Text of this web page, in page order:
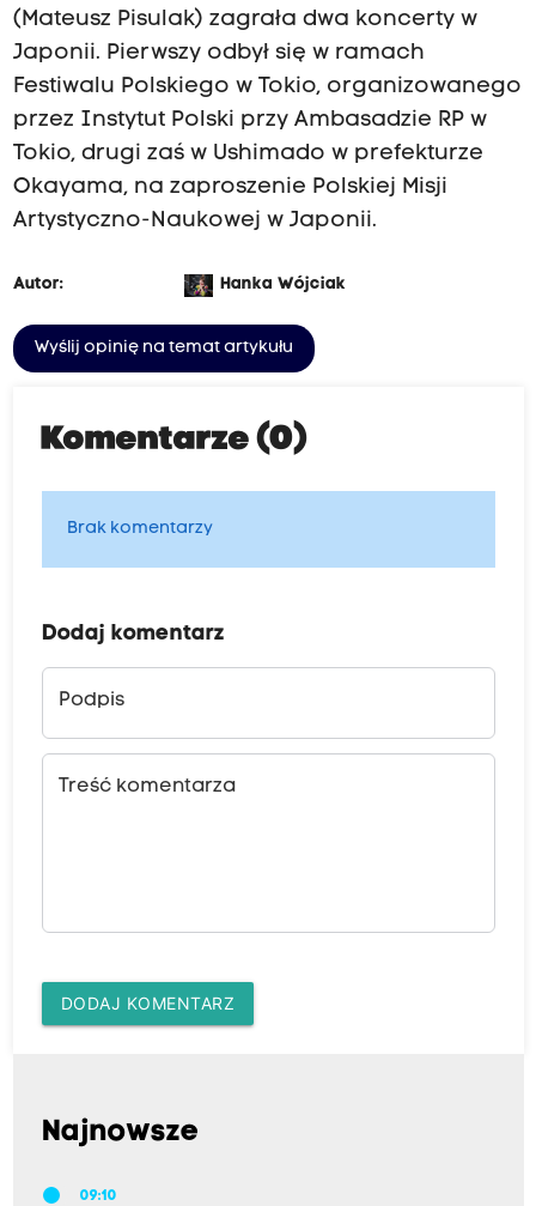
(Mateusz Pisulak) zagrała dwa koncerty w
Japonii. Pierwszy odbył się w ramach
Festiwalu Polskiego w Tokio, organizowanego
przez Instytut Polski przy Ambasadzie RP w
Tokio, drugi zaś w Ushimado w prefekturze
Okayama, na zaproszenie Polskiej Misji
Artystyczno-Naukowej w Japonii.
Autor: Hanka Wójciak
Wyślij opinię na temat artykułu
Komentarze (0)
Brak komentarzy
Dodaj komentarz
Podpis
Treść komentarza
DODAJ KOMENTARZ
Najnowsze
09:10